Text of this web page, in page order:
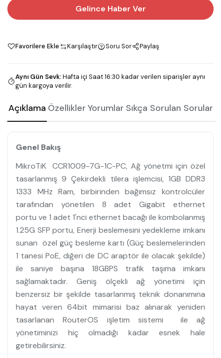
Gelince Haber Ver
Favorilere Ekle Karşılaştır Soru Sor Paylaş
Aynı Gün Sevk:Hafta içi Saat 16:30 kadar verilen siparişler aynı
gün kargoya verilir.
Açıklama Özellikler Yorumlar Sıkça Sorulan Sorular
Genel Bakış
MikroTiK CCR1009-7G-1C-PC, Ağ yönetmi için özel
tasarlanmış 9 Çekirdekli tilera işlemcisi, 1GB DDR3
1333 MHz Ram, birbirinden bağımsız kontrolcüler
tarafından yönetilen 8 adet Gigabit ethernet
portu ve 1 adet 1'nci ethernet bacağı ile kombolanmış
1.25G SFP portu, Enerji beslemesini yedekleme imkanı
sunan özel güç besleme kartı (Güç beslemelerinden
1 tanesi PoE, diğeri de DC araptör ile olacak şekilde)
ile saniye başına 18GBPS trafik taşıma imkanı
sağlamaktadır. Geniş ölçekli ağ yönetimi için
benzersiz bir şekilde tasarlanmış teknik donanımına
hayat veren 64bit mimarisi baz alınarak yeniden
tasarlanan RouterOS işletim sistemi ile ağ
yönetiminizi hiç olmadığı kadar esnek hale
getirebilirsiniz.